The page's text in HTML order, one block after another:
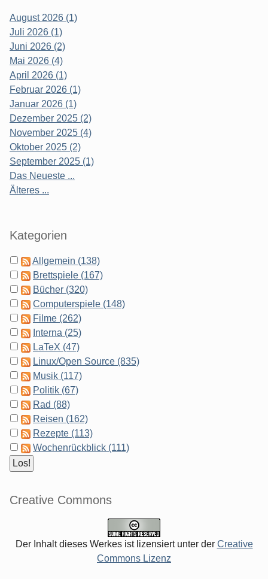
August 2026 (1)
Juli 2026 (1)
Juni 2026 (2)
Mai 2026 (4)
April 2026 (1)
Februar 2026 (1)
Januar 2026 (1)
Dezember 2025 (2)
November 2025 (4)
Oktober 2025 (2)
September 2025 (1)
Das Neueste ...
Älteres ...
Kategorien
Allgemein (138)
Brettspiele (167)
Bücher (320)
Computerspiele (148)
Filme (262)
Interna (25)
LaTeX (47)
Linux/Open Source (835)
Musik (117)
Politik (67)
Rad (88)
Reisen (162)
Rezepte (113)
Wochenrückblick (111)
Creative Commons
Der Inhalt dieses Werkes ist lizensiert unter der Creative
Commons Lizenz